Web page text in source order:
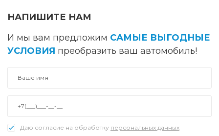
НАПИШИТЕ НАМ
И мы вам предложим САМЫЕ ВЫГОДНЫЕ
УСЛОВИЯ преобразить ваш автомобиль!
Даю согласие на обработку персональных данных